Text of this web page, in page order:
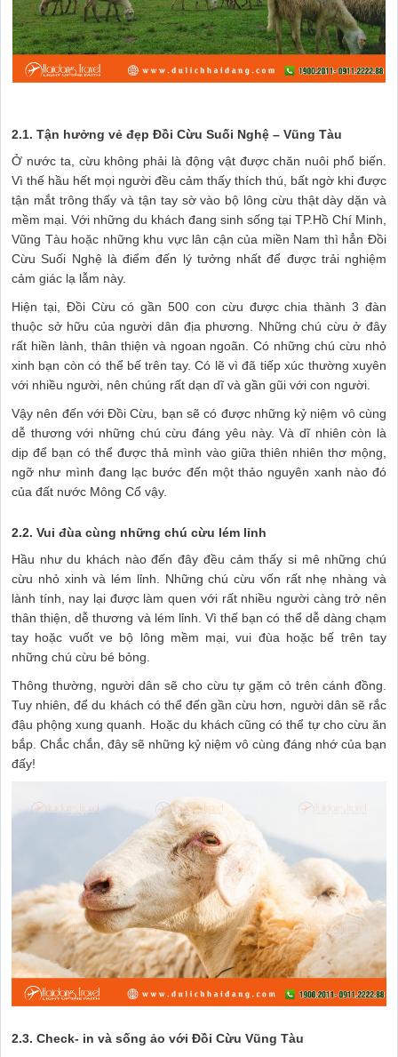
2.1. Tận hưởng vẻ đẹp Đồi Cừu Suối Nghệ – Vũng Tàu
Ở nước ta, cừu không phải là động vật được chăn nuôi phổ biến.
Vì thế hầu hết mọi người đều cảm thấy thích thú, bất ngờ khi được
tận mắt trông thấy và tận tay sờ vào bộ lông cừu thật dày dặn và
mềm mại. Với những du khách đang sinh sống tại TP.Hồ Chí Minh,
Vũng Tàu hoặc những khu vực lân cận của miền Nam thì hẳn Đồi
Cừu Suối Nghệ là điểm đến lý tưởng nhất để được trải nghiệm
cảm giác lạ lẫm này.
Hiện tại, Đồi Cừu có gần 500 con cừu được chia thành 3 đàn
thuộc sở hữu của người dân địa phương. Những chú cừu ở đây
rất hiền lành, thân thiện và ngoan ngoãn. Có những chú cừu nhỏ
xinh bạn còn có thể bế trên tay. Có lẽ vì đã tiếp xúc thường xuyên
với nhiều người, nên chúng rất dạn dĩ và gần gũi với con người.
Vậy nên đến với Đồi Cừu, bạn sẽ có được những kỷ niệm vô cùng
dễ thương với những chú cừu đáng yêu này. Và dĩ nhiên còn là
dịp để bạn có thể được thả mình vào giữa thiên nhiên thơ mộng,
ngỡ như mình đang lạc bước đến một thảo nguyên xanh nào đó
của đất nước Mông Cổ vậy.
2.2. Vui đùa cùng những chú cừu lém lỉnh
Hầu như du khách nào đến đây đều cảm thấy si mê những chú
cừu nhỏ xinh và lém lỉnh. Những chú cừu vốn rất nhẹ nhàng và
lành tính, nay lại được làm quen với rất nhiều người càng trở nên
thân thiện, dễ thương và lém lỉnh. Vì thế bạn có thể dễ dàng chạm
tay hoặc vuốt ve bộ lông mềm mại, vui đùa hoặc bế trên tay
những chú cừu bé bỏng.
Thông thường, người dân sẽ cho cừu tự gặm cỏ trên cánh đồng.
Tuy nhiên, để du khách có thể đến gần cừu hơn, người dân sẽ rắc
đậu phộng xung quanh. Hoặc du khách cũng có thể tự cho cừu ăn
bắp. Chắc chắn, đây sẽ những kỷ niệm vô cùng đáng nhớ của bạn
đấy!
2.3. Check- in và sống ảo với Đồi Cừu Vũng Tàu